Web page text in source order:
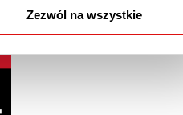
Zezwól na wszystkie